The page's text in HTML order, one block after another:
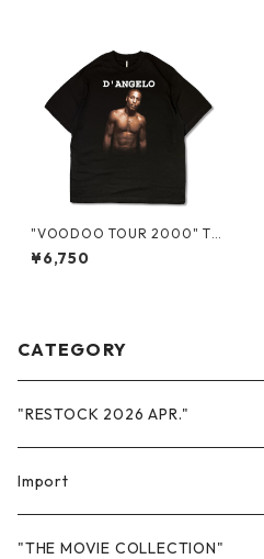
"VOODOO TOUR 2000" TO
UR S/S TEE
¥6,750
CATEGORY
"RESTOCK 2026 APR."
Import
Sweat
"THE MOVIE COLLECTION"